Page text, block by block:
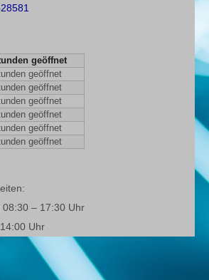
geöffnet
geöffnet
geöffnet
geöffnet
geöffnet
geöffnet
geöffnet
– 17:30 Uhr
Uhr